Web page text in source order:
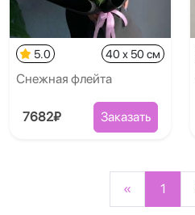
5.0 40 x 50 см
Снежная флейта
7682₽ Заказать
« 1